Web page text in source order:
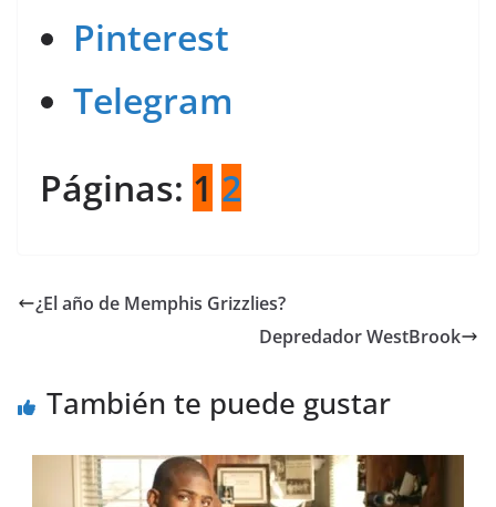
Pinterest
Telegram
Páginas: 1 2
¿El año de Memphis Grizzlies?
Depredador WestBrook
También te puede gustar